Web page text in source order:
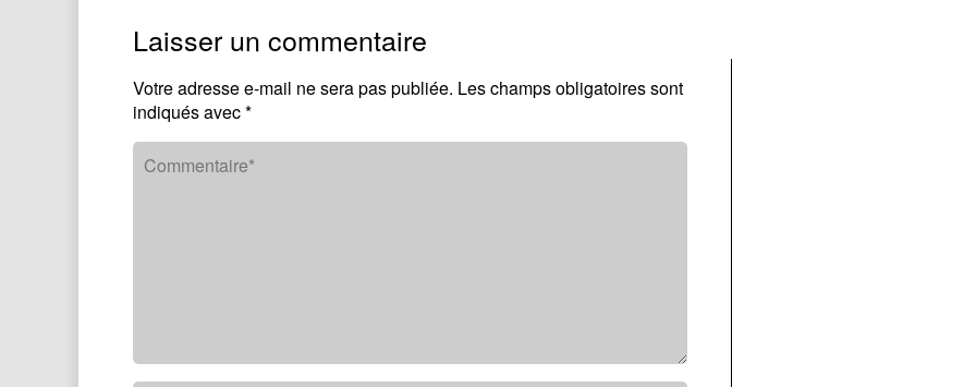
Laisser un commentaire
Votre adresse e-mail ne sera pas publiée. Les champs obligatoires sont
indiqués avec*